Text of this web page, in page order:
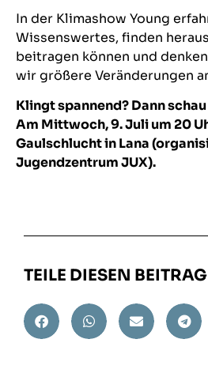
In der Klimashow Young
Wissenswertes, finden
beitragen können und
wirgrößere Veränderungen
Klingt spannend? Dann
Am Mittwoch, 9. Juli um 20
Gaulschlucht in Lana
Jugendzentrum JUX).
TEILE DIESEN BEITRAG